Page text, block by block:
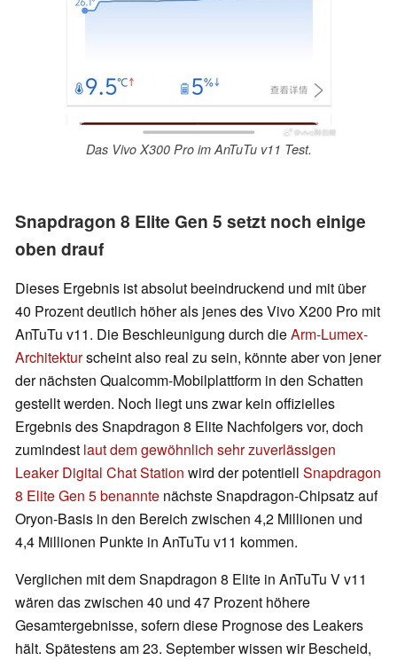
Das Vivo X300 Pro im AnTuTu v11 Test.
Snapdragon 8 Elite Gen 5 setzt noch einige
oben drauf
Dieses Ergebnis ist absolut beeindruckend und mit über
40 Prozent deutlich höher als jenes des Vivo X200 Pro mit
AnTuTu v11. Die Beschleunigung durch dieArm-Lumex-
Architekturscheint also real zu sein, könnte aber von jener
der nächsten Qualcomm-Mobilplattform in den Schatten
gestellt werden. Noch liegt uns zwar kein offizielles
Ergebnis des Snapdragon 8 Elite Nachfolgers vor, doch
zumindest laut dem gewöhnlich sehr zuverlässigen
Leaker Digital Chat Station wird der potentiell Snapdragon
8 Elite Gen 5 benannte nächste Snapdragon-Chipsatz auf
Oryon-Basis in den Bereich zwischen 4,2 Millionen und
4,4 Millionen Punkte in AnTuTu v11 kommen.
Verglichen mit dem Snapdragon 8 Elite in AnTuTu V v11
wären das zwischen 40 und 47 Prozent höhere
Gesamtergebnisse, sofern diese Prognose des Leakers
hält. Spätestens am 23. September wissen wir Bescheid,